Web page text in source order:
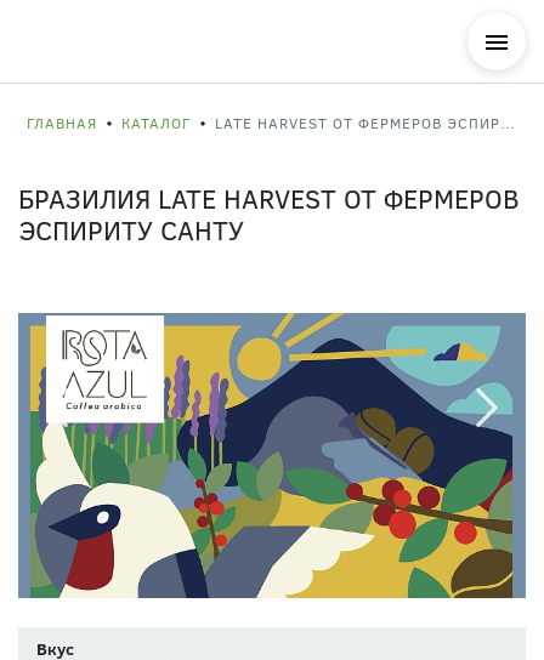
ГЛАВНАЯ КАТАЛОГ LATE HARVEST ОТ ФЕРМЕРОВ ЭСПИРИТУ САНТУ
БРАЗИЛИЯ LATE HARVEST ОТ ФЕРМЕРОВ
ЭСПИРИТУ САНТУ
Вкус